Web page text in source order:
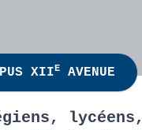
XIIEAVENUE